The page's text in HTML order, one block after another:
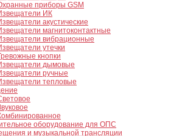
приборы GSM
ИК
акустические
магнитоконтактные
вибрационные
утечки
кнопки
дымовые
ручные
тепловые
оборудование для ОПС
и музыкальной трансляции